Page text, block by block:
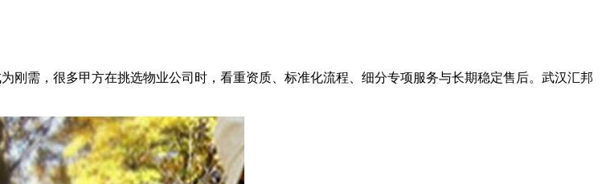
刚需，很多甲方在挑选物业公司时，看重资质、标准化流程、细分专项服务与长期稳定售后。武汉汇邦